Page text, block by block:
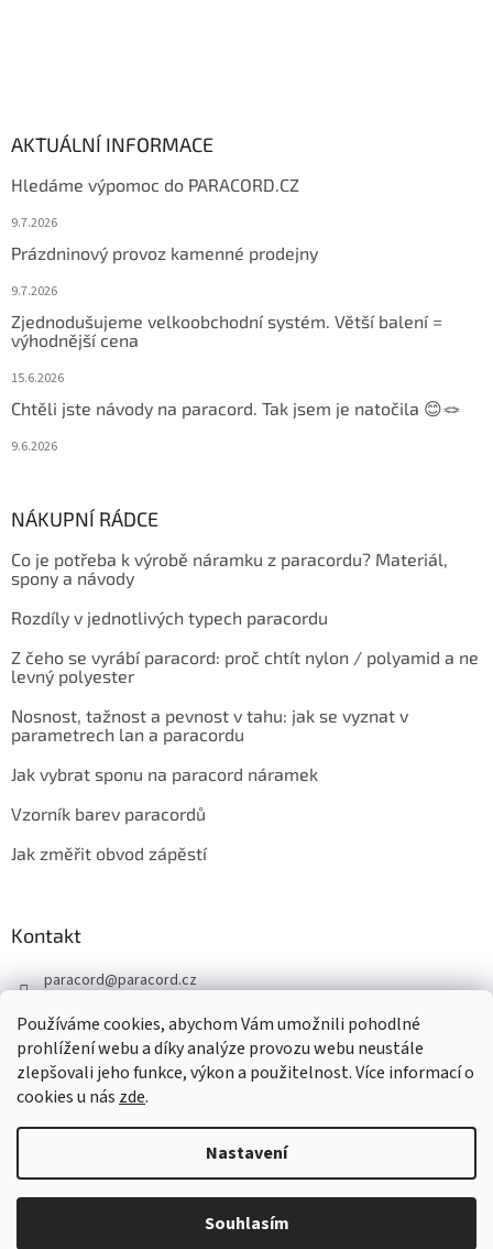
Používáme cookies, abychom Vám umožnili pohodlné
prohlížení webu a díky analýze provozu webu neustále
zlepšovali jeho funkce, výkon a použitelnost. Více informací o
cookies u nás zde.
Nastavení
Souhlasím
AKTUÁLNÍ INFORMACE
Hledáme výpomoc do PARACORD.CZ
9.7.2026
Prázdninový provoz kamenné prodejny
9.7.2026
Zjednodušujeme velkoobchodní systém. Větší balení =
výhodnější cena
15.6.2026
Chtěli jste návody na paracord. Tak jsem je natočila 😊🪢
9.6.2026
NÁKUPNÍ RÁDCE
Co je potřeba k výrobě náramku z paracordu? Materiál,
spony a návody
Rozdíly v jednotlivých typech paracordu
Z čeho se vyrábí paracord: proč chtít nylon / polyamid a ne
levný polyester
Nosnost, tažnost a pevnost v tahu: jak se vyznat v
parametrech lan a paracordu
Jak vybrat sponu na paracord náramek
Vzorník barev paracordů
Jak změřit obvod zápěstí
Kontakt
paracord@paracord.cz
+420 603 230 467
Sledujte nás také na facebooku
paracord.cz
Vytvořil Shoptet
PARACORD.CZ. Všechna práva vyhrazena.